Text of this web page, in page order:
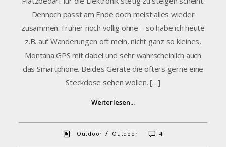
Dennoch passt am Ende doch meist alles wieder
zusammen. Früher noch völlig ohne – so habe ich heute
z.B. auf Wanderungen oft mein, nicht ganz so kleines,
Montana GPS mit dabei und sehr wahrscheinlich auch
das Smartphone. Beides Geräte die öfters gerne eine
Steckdose sehen wollen. […]
Weiterlesen...
Outdoor / Outdoor 4